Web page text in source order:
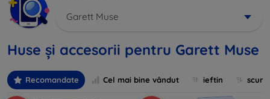
Garett Muse
Huse și accesorii pentru Garett Muse
Recomandate Cel mai bine vândut ieftin